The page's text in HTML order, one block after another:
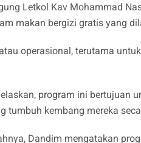
Letkol Kav Mohammad
makan bergizi gratis yang
operasional, terutama
program ini bertujuan
tumbuh kembang mereka
Dandim mengatakan